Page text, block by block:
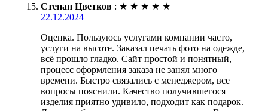
Степан Цветков : ★ ★ ★ ★ ★
22.12.2024
Оценка. Пользуюсь услугами компании часто,
услуги на высоте. Заказал печать фото на одежде,
всё прошло гладко. Сайт простой и понятный,
процесс оформления заказа не занял много
времени. Быстро связались с менеджером, все
вопросы пояснили. Качество получившегося
изделия приятно удивило, подходит как подарок.